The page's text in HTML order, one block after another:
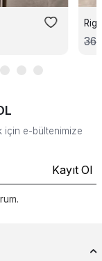
için e-bültenimize
Kayıt Ol